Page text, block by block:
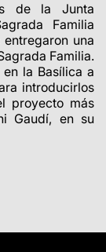
de la Junta
Familia
una
Familia.
la Basílica a
introducirlos
proyecto más
Gaudí, en su